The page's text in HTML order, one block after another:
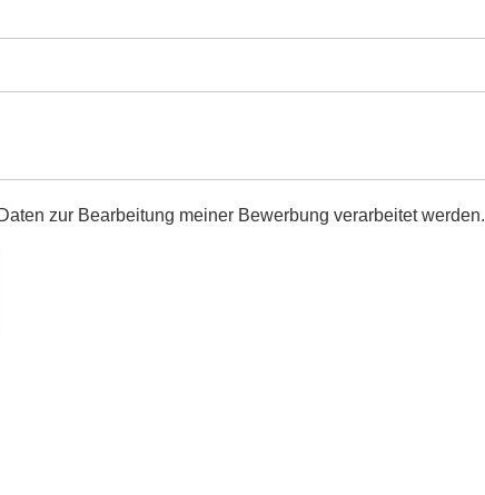
zur Bearbeitung meiner Bewerbung verarbeitet werden.